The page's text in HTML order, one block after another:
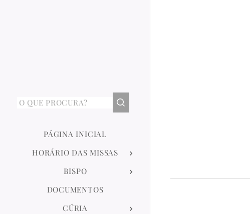
PÁGINA INICIAL
HORÁRIO DAS MISSAS
BISPO
DOCUMENTOS
CÚRIA